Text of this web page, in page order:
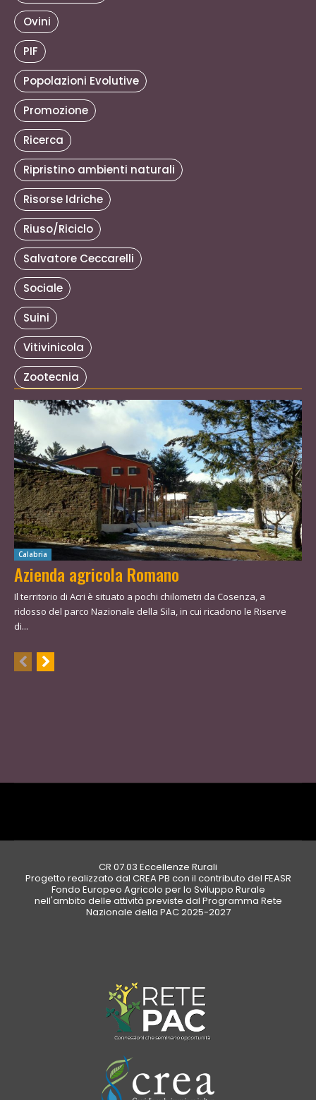
Ovini
PIF
Popolazioni Evolutive
Promozione
Ricerca
Ripristino ambienti naturali
Risorse Idriche
Riuso/Riciclo
Salvatore Ceccarelli
Sociale
Suini
Vitivinicola
Zootecnia
Calabria
Azienda agricola Romano
Il territorio di Acri è situato a pochi chilometri da Cosenza, a
ridosso del parco Nazionale della Sila, in cui ricadono le Riserve
di...
CR 07.03 Eccellenze Rurali
Progetto realizzato dal CREA PB con il contributo del FEASR
Fondo Europeo Agricolo per lo Sviluppo Rurale
nell'ambito delle attività previste dal Programma Rete
Nazionale della PAC 2025-2027